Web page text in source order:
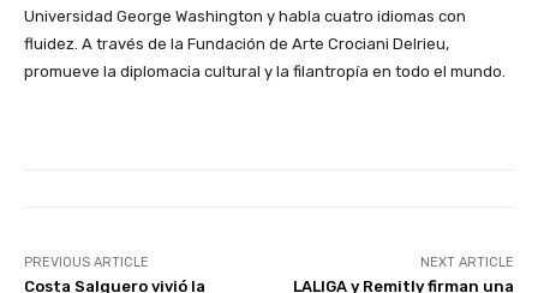
Universidad George Washington y habla cuatro idiomas con
fluidez. A través de la Fundación de Arte Crociani Delrieu,
promueve la diplomacia cultural y la filantropía en todo el mundo.
PREVIOUS ARTICLE
Costa Salguero vivió la
NEXT ARTICLE
LALIGA y Remitly firman una